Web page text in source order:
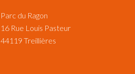
Parc du Ragon
16 Rue Louis Pasteur‎
44119 Treillières